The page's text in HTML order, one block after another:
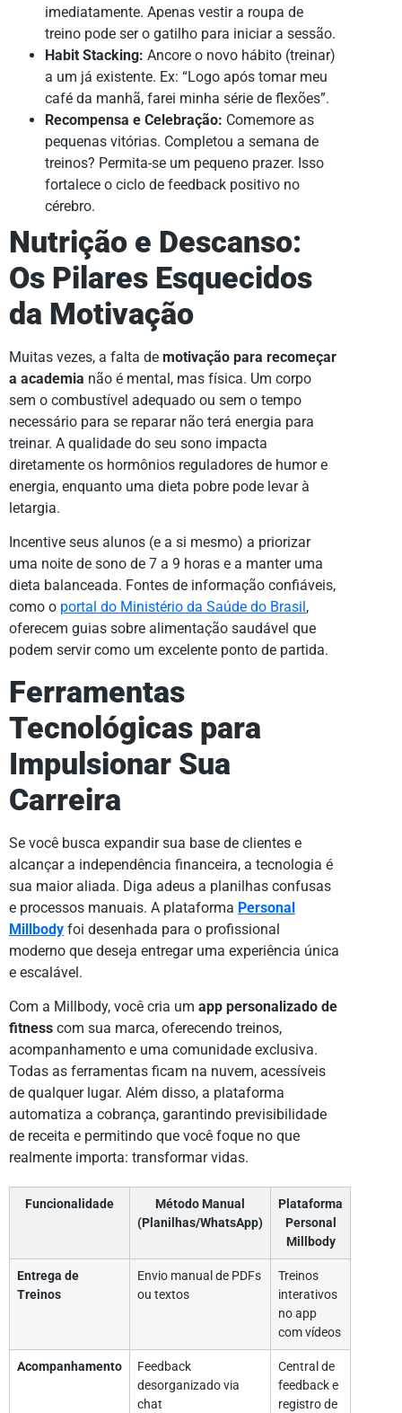
imediatamente. Apenas vestir a roupa de
treino pode ser o gatilho para iniciar a sessão.
Habit Stacking: Ancore o novo hábito (treinar)
a um já existente. Ex: “Logo após tomar meu
café da manhã, farei minha série de flexões”.
Recompensa e Celebração: Comemore as
pequenas vitórias. Completou a semana de
treinos? Permita-se um pequeno prazer. Isso
fortalece o ciclo de feedback positivo no
cérebro.
Nutrição e Descanso:
Os Pilares Esquecidos
da Motivação
Muitas vezes, a falta de motivação para recomeçar
a academia não é mental, mas física. Um corpo
sem o combustível adequado ou sem o tempo
necessário para se reparar não terá energia para
treinar. A qualidade do seu sono impacta
diretamente os hormônios reguladores de humor e
energia, enquanto uma dieta pobre pode levar à
letargia.
Incentive seus alunos (e a si mesmo) a priorizar
uma noite de sono de 7 a 9 horas e a manter uma
dieta balanceada. Fontes de informação confiáveis,
como o portal do Ministério da Saúde do Brasil,
oferecem guias sobre alimentação saudável que
podem servir como um excelente ponto de partida.
Ferramentas
Tecnológicas para
Impulsionar Sua
Carreira
Se você busca expandir sua base de clientes e
alcançar a independência financeira, a tecnologia é
sua maior aliada. Diga adeus a planilhas confusas
e processos manuais. A plataforma Personal
Millbody foi desenhada para o profissional
moderno que deseja entregar uma experiência única
e escalável.
Com a Millbody, você cria um app personalizado de
fitness com sua marca, oferecendo treinos,
acompanhamento e uma comunidade exclusiva.
Todas as ferramentas ficam na nuvem, acessíveis
de qualquer lugar. Além disso, a plataforma
automatiza a cobrança, garantindo previsibilidade
de receita e permitindo que você foque no que
realmente importa: transformar vidas.
Funcionalidade
Método Manual
(Planilhas/WhatsApp)
Plataforma
Personal
Millbody
Entrega de
Treinos
Envio manual de PDFs
ou textos
Treinos
interativos
no app
com vídeos
Acompanhamento
Feedback
desorganizado via
chat
Central de
feedback e
registro de